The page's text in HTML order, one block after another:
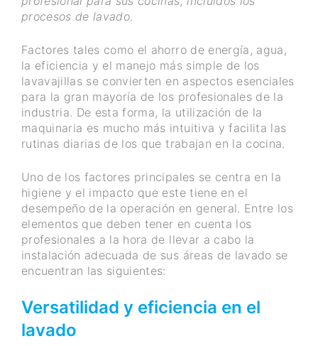
procesos de lavado.
Factores tales como el ahorro de energía, agua,
la eficiencia y el manejo más simple de los
lavavajillas se convierten en aspectos esenciales
para la gran mayoría de los profesionales de la
industria. De esta forma, la utilización de la
maquinaria es mucho más intuitiva y facilita las
rutinas diarias de los que trabajan en la cocina.
Uno de los factores principales se centra en la
higiene y el impacto que este tiene en el
desempeño de la operación en general. Entre los
elementos que deben tener en cuenta los
profesionales a la hora de llevar a cabo la
instalación adecuada de sus áreas de lavado se
encuentran las siguientes:
Versatilidad y eficiencia en el
lavado